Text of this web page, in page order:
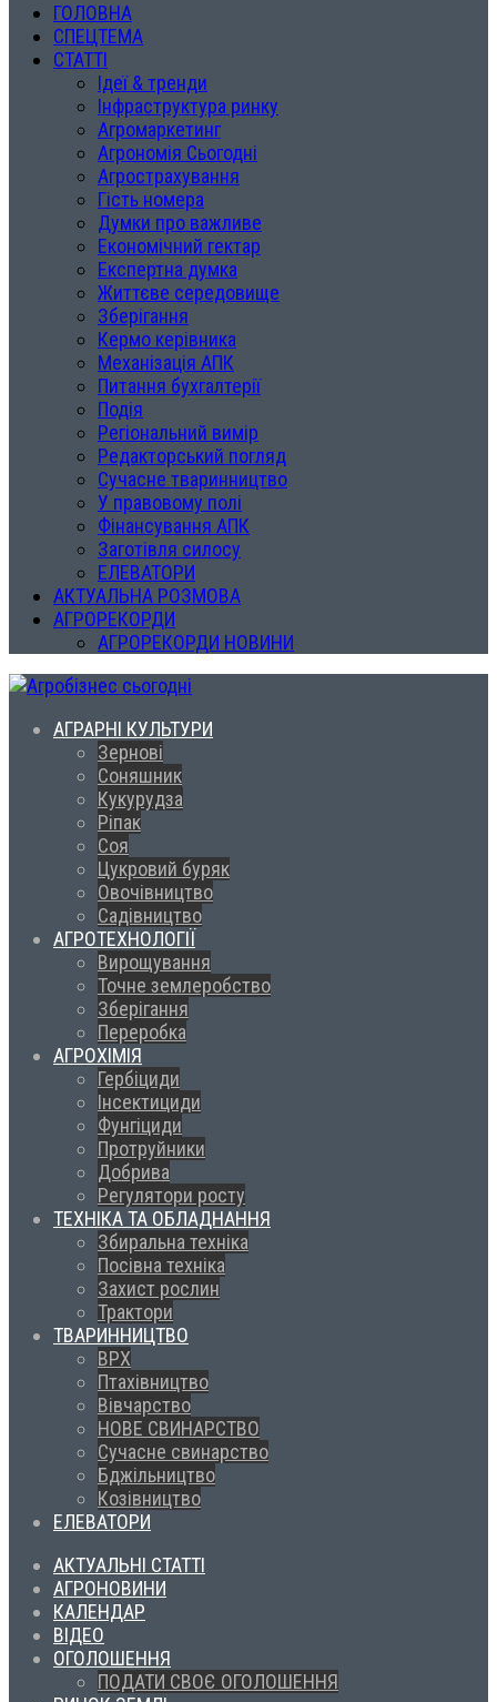
ГОЛОВНА
СПЕЦТЕМА
СТАТТІ
Ідеї & тренди
Інфраструктура ринку
Агромаркетинг
Агрономія Сьогодні
Агрострахування
Гість номера
Думки про важливе
Економічний гектар
Експертна думка
Життєве середовище
Зберігання
Кермо керівника
Механізація АПК
Питання бухгалтерії
Подія
Регіональний вимір
Редакторський погляд
Сучасне тваринництво
У правовому полі
Фінансування АПК
Заготівля силосу
ЕЛЕВАТОРИ
АКТУАЛЬНА РОЗМОВА
АГРОРЕКОРДИ
АГРОРЕКОРДИ НОВИНИ
АГРАРНІ КУЛЬТУРИ
Зернові
Соняшник
Кукурудза
Ріпак
Соя
Цукровий буряк
Овочівництво
Садівництво
АГРОТЕХНОЛОГІЇ
Вирощування
Точне землеробство
Зберігання
Переробка
АГРОХІМІЯ
Гербіциди
Інсектициди
Фунгіциди
Протруйники
Добрива
Регулятори росту
ТЕХНІКА ТА ОБЛАДНАННЯ
Збиральна техніка
Посівна техніка
Захист рослин
Трактори
ТВАРИННИЦТВО
ВРХ
Птахівництво
Вівчарство
НОВЕ СВИНАРСТВО
Сучасне свинарство
Бджільництво
Козівництво
ЕЛЕВАТОРИ
АКТУАЛЬНІ СТАТТІ
АГРОНОВИНИ
КАЛЕНДАР
ВІДЕО
ОГОЛОШЕННЯ
ПОДАТИ СВОЄ ОГОЛОШЕННЯ